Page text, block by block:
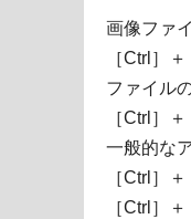
画像ファ
［Ctrl］
ファイル
［Ctrl］
一般的な
［Ctrl］
［Ctrl］